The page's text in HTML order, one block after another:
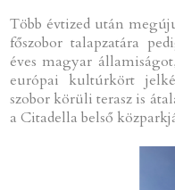
Több évtized után
főszobor talapzatára
éves magyar
európai kultúrkört
szobor körüli terasz is
a Citadella belső